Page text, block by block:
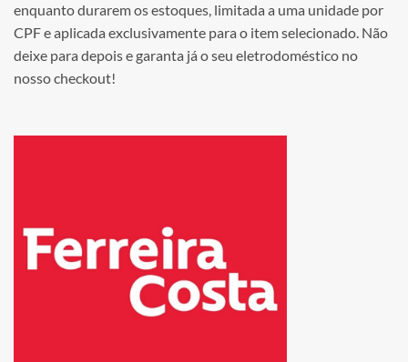
enquanto durarem os estoques, limitada a uma unidade por
CPF e aplicada exclusivamente para o item selecionado. Não
deixe para depois e garanta já o seu eletrodoméstico no
nosso checkout!